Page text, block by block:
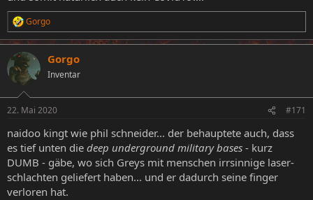
R
e
a
k
t
i
e
:
Gorgo
Gorgo
Inventar
22. Mai 2020 #171
naidoo kingt wie phil schneider... der behauptete auch, dass
es tief unten die deep underground military bases - kurz
DUMB - gäbe, wo sich Greys mit menschen irrsinnige laser-
schlachten geliefert haben... und er dadurch seine finger
verloren hat.